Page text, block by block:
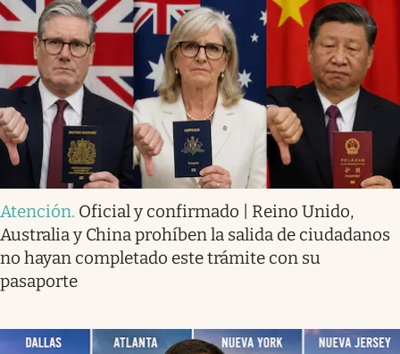
Atención. Oficial y confirmado | Reino Unido,
Australia y China prohíben la salida de ciudadanos
no hayan completado este trámite con su
pasaporte